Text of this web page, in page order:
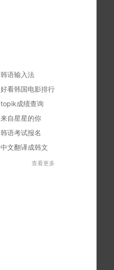
韩语输入法
好看韩国电影排行
topik成绩查询
来自星星的你
韩语考试报名
中文翻译成韩文
查看更多